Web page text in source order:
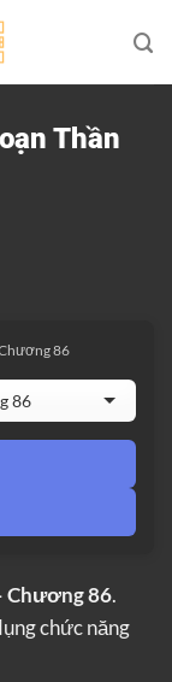
Thần
86
Chương 86.
chức năng